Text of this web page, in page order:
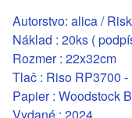
Autorstvo: alica /
Náklad : 20ks (
Rozmer : 22x32cm
Tlač : Riso RP3700
Papier : Woodstock
Vydané : 2024